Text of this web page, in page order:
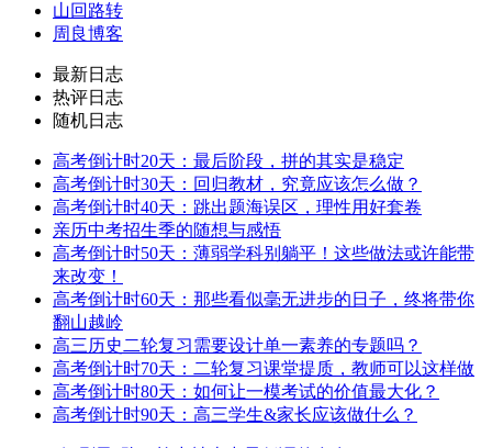
山回路转
周良博客
最新日志
热评日志
随机日志
高考倒计时20天：最后阶段，拼的其实是稳定
高考倒计时30天：回归教材，究竟应该怎么做？
高考倒计时40天：跳出题海误区，理性用好套卷
亲历中考招生季的随想与感悟
高考倒计时50天：薄弱学科别躺平！这些做法或许能带
来改变！
高考倒计时60天：那些看似毫无进步的日子，终将带你
翻山越岭
高三历史二轮复习需要设计单一素养的专题吗？
高考倒计时70天：二轮复习课堂提质，教师可以这样做
高考倒计时80天：如何让一模考试的价值最大化？
高考倒计时90天：高三学生&家长应该做什么？